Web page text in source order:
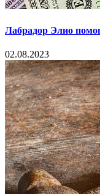
Лабрадор Элио
02.08.2023